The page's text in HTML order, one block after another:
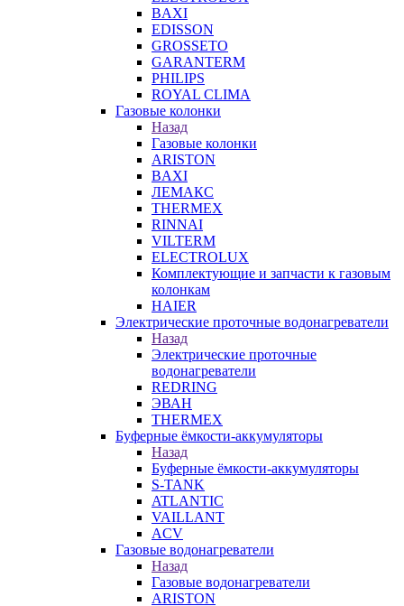
BAXI
EDISSON
GROSSETO
GARANTERM
PHILIPS
ROYAL CLIMA
Газовые колонки
Назад
Газовые колонки
ARISTON
BAXI
ЛЕМАКС
THERMEX
RINNAI
VILTERM
ELECTROLUX
Комплектующие и запчасти к газовым
колонкам
HAIER
Электрические проточные водонагреватели
Назад
Электрические проточные
водонагреватели
REDRING
ЭВАН
THERMEX
Буферные ёмкости-аккумуляторы
Назад
Буферные ёмкости-аккумуляторы
S-TANK
ATLANTIC
VAILLANT
ACV
Газовые водонагреватели
Назад
Газовые водонагреватели
ARISTON